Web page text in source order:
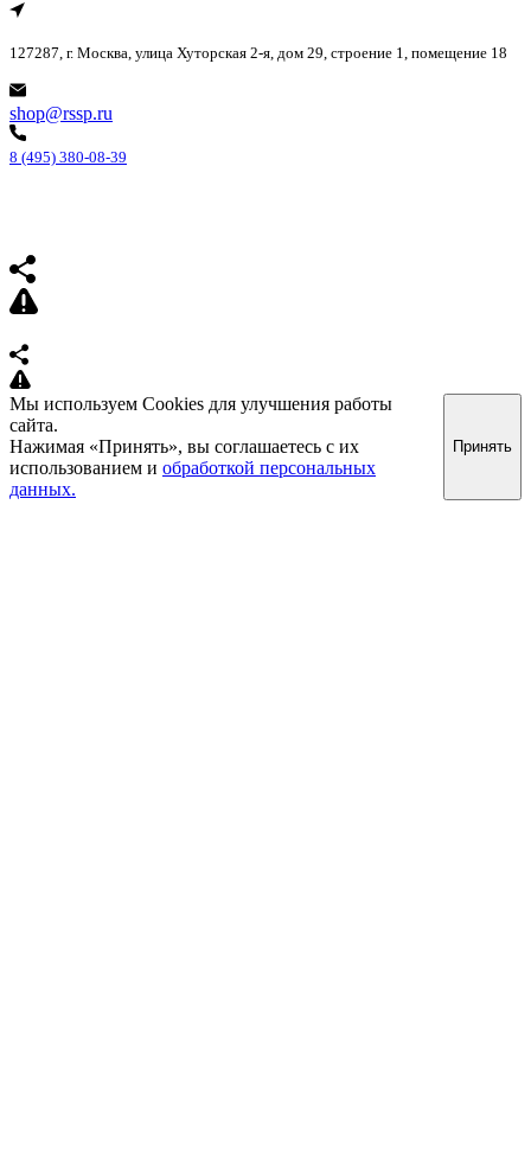
127287, г. Москва, улица Хуторская 2-я, дом 29, строение 1, помещение 18
shop@rssp.ru
8 (495) 380-08-39
Мы используем Cookies для улучшения работы
сайта.
Нажимая «Принять», вы соглашаетесь с их
использованием и обработкой персональных
данных.
Принять